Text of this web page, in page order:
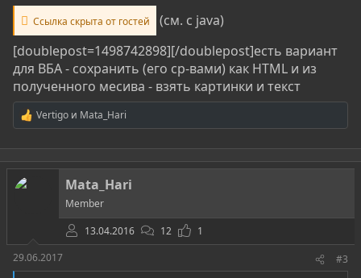
Ссылка скрыта от гостей
(см. с java)
[doublepost=1498742898][/doublepost]есть вариант
для ВБА - сохранить (его ср-вами) как HTML и из
полученного месива - взять картинки и текст
Р
е
а
к
ц
и
Vertigo и Mata_Hari
Mata_Hari
Member
13.04.2016
12
1
29.06.2017
#3